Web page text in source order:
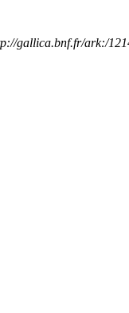
gallica.bnf.fr/ark:/